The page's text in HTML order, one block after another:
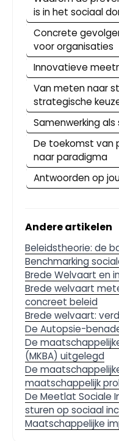
is in het sociaal
Concrete
voor organisaties
Innovatieve
Van meten naar
strategische
Samenwerking
De toekomst van
naar paradigma
Antwoorden op
Andere artikelen
Beleidstheorie: de
Benchmarking
Brede Welvaart en
Brede welvaart
concreet beleid
Brede welvaart:
De Autopsie-
De
(MKBA) uitgelegd
De
maatschappelijk
De Meetlat Sociale
sturen op sociaal
Maatschappelijke